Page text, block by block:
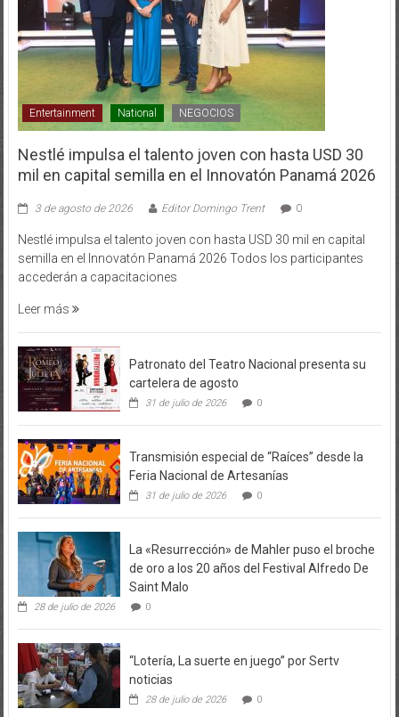
Entertainment National NEGOCIOS
Nestlé impulsa el talento joven con hasta USD 30
mil en capital semilla en el Innovatón Panamá 2026
3 de agosto de 2026 Editor Domingo Trent 0
Nestlé impulsa el talento joven con hasta USD 30 mil en capital
semilla en el Innovatón Panamá 2026 Todos los participantes
accederán a capacitaciones
Leer más
Patronato del Teatro Nacional presenta su
cartelera de agosto
31 de julio de 2026 0
Transmisión especial de “Raíces” desde la
Feria Nacional de Artesanías
31 de julio de 2026 0
La «Resurrección» de Mahler puso el broche
de oro a los 20 años del Festival Alfredo De
Saint Malo
28 de julio de 2026 0
“Lotería, La suerte en juego” por Sertv
noticias
28 de julio de 2026 0